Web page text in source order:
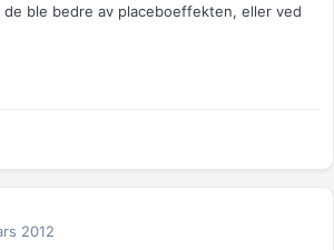
ble bedre av placeboeffekten, eller ved
2012